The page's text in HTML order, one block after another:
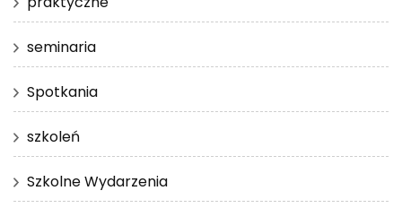
seminaria
Spotkania
szkoleń
Szkolne Wydarzenia